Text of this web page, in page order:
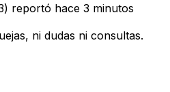
reportó hace 3 minutos
ni dudas ni consultas.